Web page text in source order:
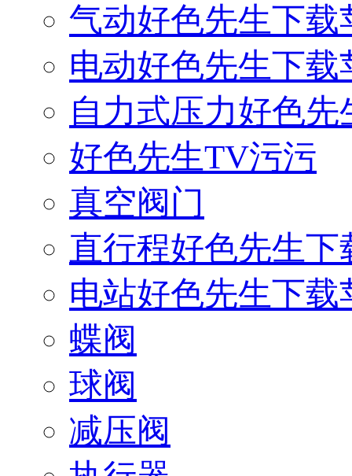
气动好色先生下
电动好色先生下
自力式压力好色
好色先生TV污污
真空阀门
直行程好色先生
电站好色先生下
蝶阀
球阀
减压阀